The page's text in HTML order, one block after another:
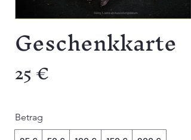
Geschenkkarte
25 €
Betrag